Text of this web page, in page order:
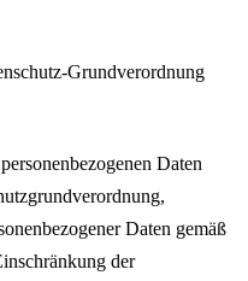
Grundverordnung
Daten
Daten gemäß
der